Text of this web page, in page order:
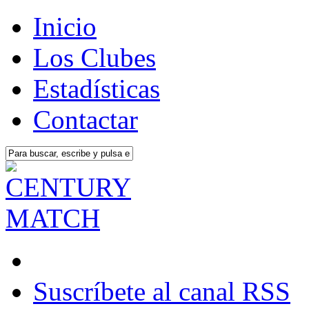
Inicio
Los Clubes
Estadísticas
Contactar
Suscríbete al canal RSS